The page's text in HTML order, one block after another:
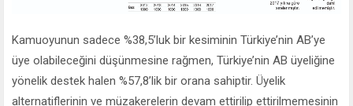
Kamuoyunun sadece %38,5’luk bir kesiminin Türkiye’nin AB’ye
üye olabileceğini düşünmesine rağmen, Türkiye’nin AB üyeliğine
yönelik destek halen %57,8’lik bir orana sahiptir. Üyelik
alternatiflerinin ve müzakerelerin devam ettirilip ettirilmemesinin